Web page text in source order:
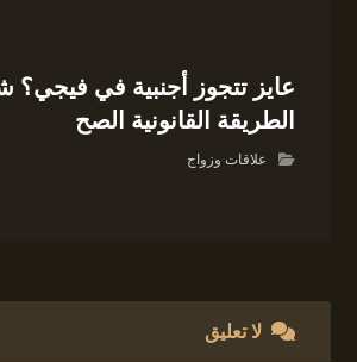
عايز تتجوز أجنبية في
الطريقة القانونية الصح
علاقات وزواج
لا تعليق